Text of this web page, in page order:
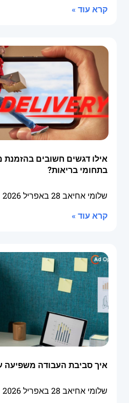
קרא עוד »
אילו דגשים חשובים בהזמנת
בתחומי בריאות?
שלומי אחיאב 28 באפריל 2026
קרא עוד »
איך סביבת העבודה משפיעה
שלומי אחיאב 28 באפריל 2026